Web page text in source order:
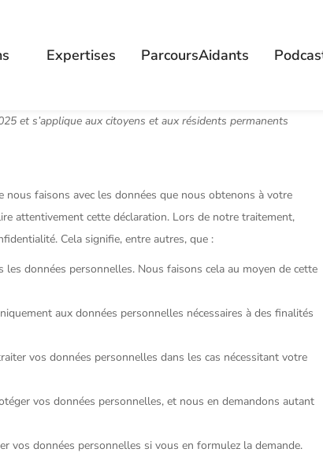
Expertises ParcoursAidants
et s’applique aux citoyens et aux résidents permanents
faisons avec les données que nous obtenons à votre
attentivement cette déclaration. Lors de notre traitement,
Cela signifie, entre autres, que :
données personnelles. Nous faisons cela au moyen de cette
aux données personnelles nécessaires à des finalités
vos données personnelles dans les cas nécessitant votre
vos données personnelles, et nous en demandons autant
vos données personnelles si vous en formulez la demande.